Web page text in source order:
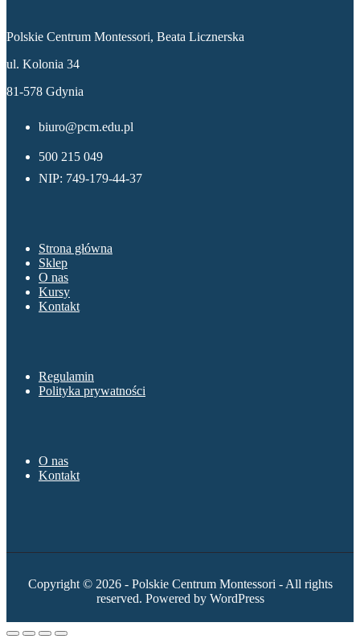
Polskie Centrum Montessori, Beata Licznerska
ul. Kolonia 34
81-578 Gdynia
biuro@pcm.edu.pl
500 215 049
NIP: 749-179-44-37
Strona główna
Sklep
O nas
Kursy
Kontakt
Regulamin
Polityka prywatności
O nas
Kontakt
Copyright © 2026 - Polskie Centrum Montessori - All rights
reserved. Powered by WordPress